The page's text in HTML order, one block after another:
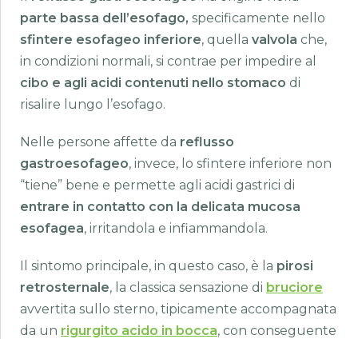
parte bassa dell’esofago, specificamente nello
sfintere esofageo inferiore, quella valvola che,
in condizioni normali, si contrae per impedire al
cibo e agli acidi contenuti nello stomaco di
risalire lungo l’esofago.
Nelle persone affette da reflusso
gastroesofageo, invece, lo sfintere inferiore non
“tiene” bene e permette agli acidi gastrici di
entrare in contatto con la delicata mucosa
esofagea, irritandola e infiammandola.
Il sintomo principale, in questo caso, è la pirosi
retrosternale, la classica sensazione di bruciore
avvertita sullo sterno, tipicamente accompagnata
da un rigurgito acido in bocca, con conseguente